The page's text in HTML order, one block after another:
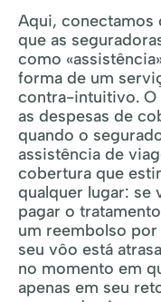
Aqui, conectamos
que as
como
forma de um
contra-intuitivo. O
as despesas de
quando o
assistência de
cobertura que
qualquer lugar: se
pagar o
um reembolso
seu vôo está
no momento em
apenas em seu